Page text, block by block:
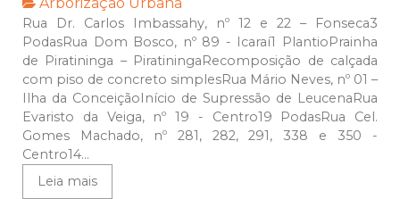
Arborização Urbana
Rua Dr. Carlos Imbassahy, nº 12 e 22 – Fonseca3
PodasRua Dom Bosco, nº 89 - Icaraí1 PlantioPrainha
de Piratininga – PiratiningaRecomposição de calçada
com piso de concreto simplesRua Mário Neves, nº 01 –
Ilha da ConceiçãoInício de Supressão de LeucenaRua
Evaristo da Veiga, nº 19 - Centro19 PodasRua Cel.
Gomes Machado, nº 281, 282, 291, 338 e 350 -
Centro14...
Leia mais